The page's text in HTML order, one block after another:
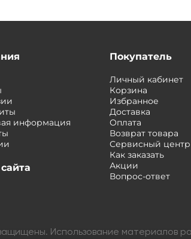
информация
Покупатель
Личный кабинет
Корзина
Избранное
Доставка
Оплата
Возврат товара
Сервисный центр
Как заказать
Акции
Вопрос-ответ
Использование материалов